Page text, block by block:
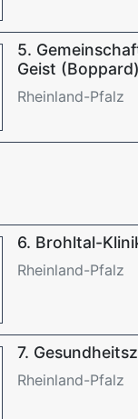
5.
Geist (Boppard)
Rheinland-Pfalz
6. Brohltal-
Rheinland-Pfalz
7.
Rheinland-Pfalz